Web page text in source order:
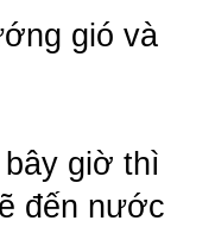
gió và
giờ thì
đến nước